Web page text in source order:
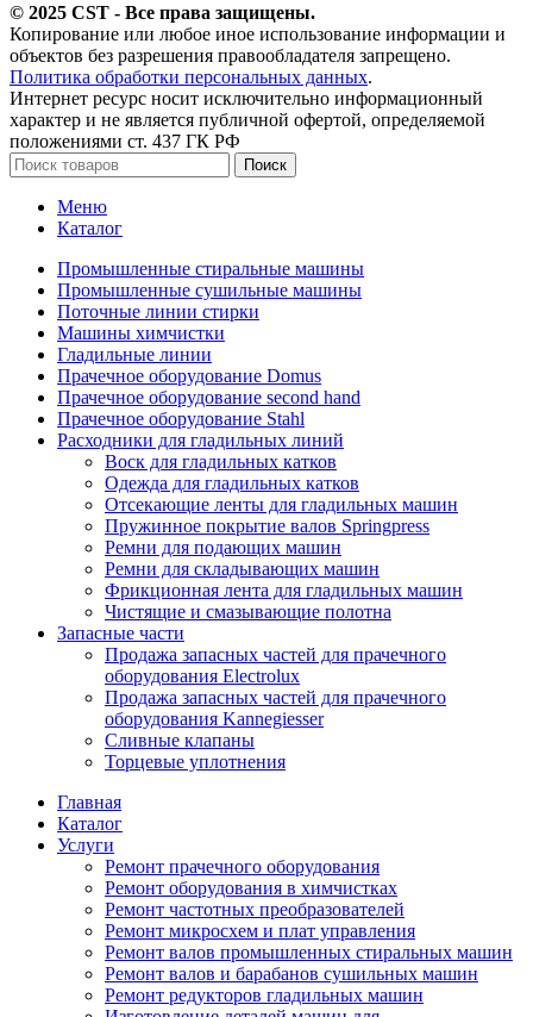
© 2025 CST - Все права защищены.
Копирование или любое иное использование информации и
объектов без разрешения правообладателя запрещено.
Политика обработки персональных данных.
Интернет ресурс носит исключительно информационный
характер и не является публичной офертой, определяемой
положениями ст. 437 ГК РФ
Поиск
Меню
Каталог
Промышленные стиральные машины
Промышленные сушильные машины
Поточные линии стирки
Машины химчистки
Гладильные линии
Прачечное оборудование Domus
Прачечное оборудование second hand
Прачечное оборудование Stahl
Расходники для гладильных линий
Воск для гладильных катков
Одежда для гладильных катков
Отсекающие ленты для гладильных машин
Пружинное покрытие валов Springpress
Ремни для подающих машин
Ремни для складывающих машин
Фрикционная лента для гладильных машин
Чистящие и смазывающие полотна
Запасные части
Продажа запасных частей для прачечного
оборудования Electrolux
Продажа запасных частей для прачечного
оборудования Kannegiesser
Сливные клапаны
Торцевые уплотнения
Главная
Каталог
Услуги
Ремонт прачечного оборудования
Ремонт оборудования в химчистках
Ремонт частотных преобразователей
Ремонт микросхем и плат управления
Ремонт валов промышленных стиральных машин
Ремонт валов и барабанов сушильных машин
Ремонт редукторов гладильных машин